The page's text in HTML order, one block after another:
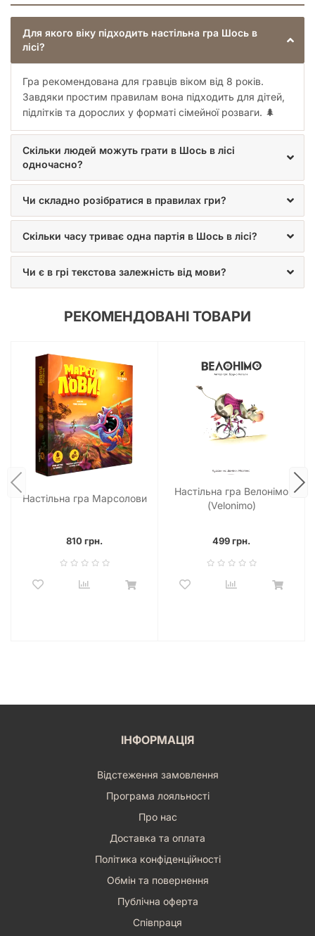
Для якого віку підходить настільна гра Шось в
лісі?
Гра рекомендована для гравців віком від 8 років.
Завдяки простим правилам вона підходить для дітей,
підлітків та дорослих у форматі сімейної розваги. 🌲
Скільки людей можуть грати в Шось в лісі
одночасно?
Чи складно розібратися в правилах гри?
Скільки часу триває одна партія в Шось в лісі?
Чи є в грі текстова залежність від мови?
РЕКОМЕНДОВАНІ ТОВАРИ
Настільна гра Марсолови
810 грн.
Настільна гра Велонімо
(Velonimo)
499 грн.
ІНФОРМАЦІЯ
Відстеження замовлення
Програма лояльності
Про нас
Доставка та оплата
Політика конфіденційності
Обмін та повернення
Публічна оферта
Співпраця